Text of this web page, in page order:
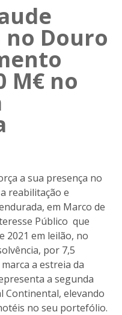
Douro
M€ no
a sua presença no
reabilitação e
em Marco de
Público que
2021 em leilão, no
por 7,5
a estreia da
a segunda
Continental, elevando
no seu portefólio.